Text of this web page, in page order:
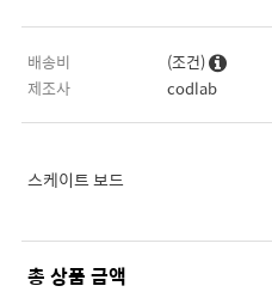
배송비
(조건)
제조사
codlab
스케이트 보드
총 상품 금액